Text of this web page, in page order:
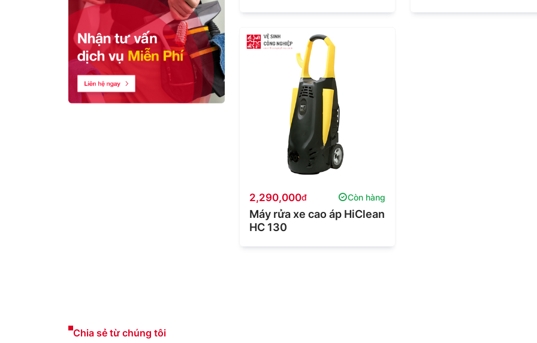
2,290,000đ Còn hàng
Máy rửa xe cao áp HiClean
HC 130
Chia sẻ từ chúng tôi